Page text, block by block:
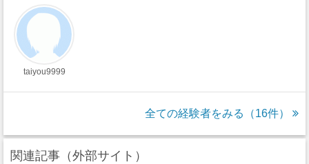
taiyou9999
全ての経験者をみる（16件）
関連記事（外部サイト）